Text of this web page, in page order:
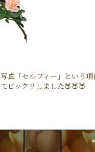
真「セルフィー」という
ビックリしました🍑🍑🍑